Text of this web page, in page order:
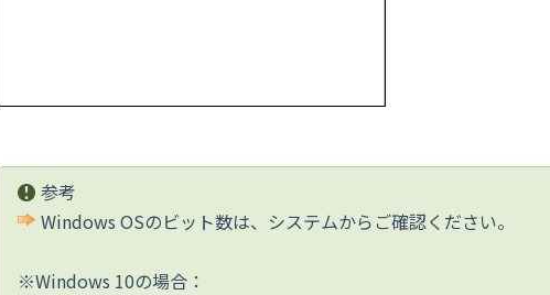
参考
Windows OSのビット数は、システムからご確認ください。
※Windows 10の場合：